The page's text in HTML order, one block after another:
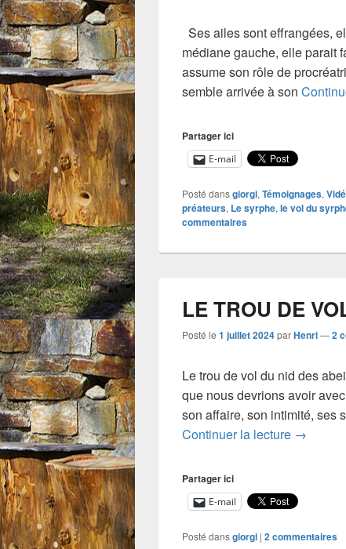
Ses ailes sont effrangées,
médiane gauche, elle parait
assume son rôle de
semble arrivée à son
Partager ici
E-mail
Posté dansgiorgi, Témoignages,
préateurs, Le syrphe, le vol du
commentaires
LE TROU DE
Posté le 1 juillet 2024parHenri—2
Le trou de vol du nid des
que nous devrions avoir
son affaire, son intimité, ses
Continuer la lecture LE
→
Partager ici
E-mail
Posté dansgiorgi | 2commentaires